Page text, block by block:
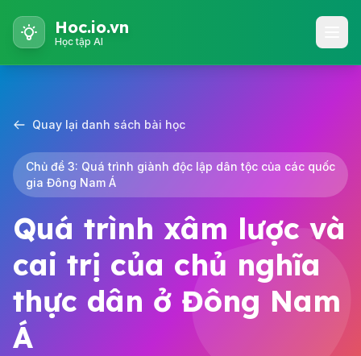
Hoc.io.vn
Học tập AI
Quay lại danh sách bài học
Chủ đề 3: Quá trình giành độc lập dân tộc của các quốc
gia Đông Nam Á
Quá trình xâm lược và
cai trị của chủ nghĩa
thực dân ở Đông Nam
Á